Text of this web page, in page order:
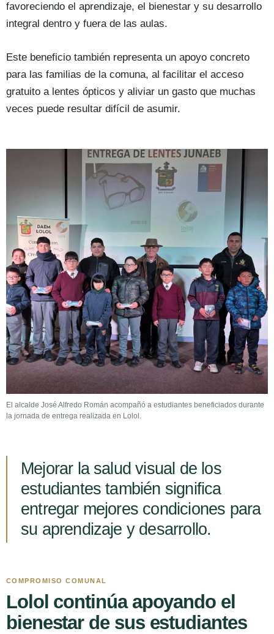
favoreciendo el aprendizaje, el bienestar y su desarrollo
integral dentro y fuera de las aulas.
Este beneficio también representa un apoyo concreto
para las familias de la comuna, al facilitar el acceso
gratuito a lentes ópticos y aliviar un gasto que muchas
veces puede resultar difícil de asumir.
El alcalde José Alfredo Román acompañó a estudiantes beneficiados durante
la jornada de entrega realizada en Lolol.
Mejorar la salud visual de los
estudiantes también significa
entregar mejores condiciones para
su aprendizaje y desarrollo.
COMPROMISO COMUNAL
Lolol continúa apoyando el
bienestar de sus estudiantes